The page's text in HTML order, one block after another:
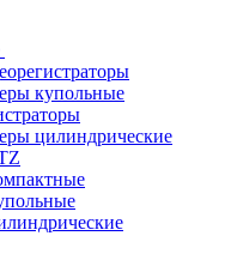
купольные
цилиндрические